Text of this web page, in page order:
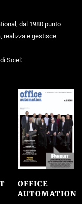
dal 1980 punto
realizza e gestisce
Soiel:
OFFICE
AUTOMATION